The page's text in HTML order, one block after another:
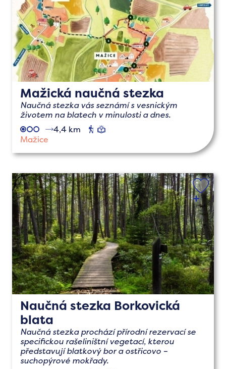
Mažická naučná stezka
Naučná stezka vás seznámí s vesnickým
životem na blatech v minulosti a dnes.
4,4 km
pěší
Mažice
Naučná stezka Borkovická
blata
Naučná stezka prochází přírodní rezervací se
specifickou rašeliništní vegetací, kterou
představují blatkový bor a ostřicovo –
suchopýrové mokřady.